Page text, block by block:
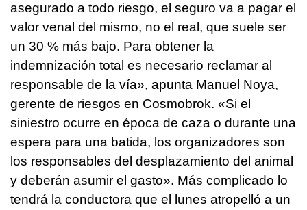
asegurado a todo riesgo, el seguro va a pagar el
valor venal del mismo, no el real, que suele ser
un 30 % más bajo. Para obtener la
indemnización total es necesario reclamar al
responsable de la vía», apunta Manuel Noya,
gerente de riesgos en Cosmobrok. «Si el
siniestro ocurre en época de caza o durante una
espera para una batida, los organizadores son
los responsables del desplazamiento del animal
y deberán asumir el gasto». Más complicado lo
tendrá la conductora que el lunes atropelló a un